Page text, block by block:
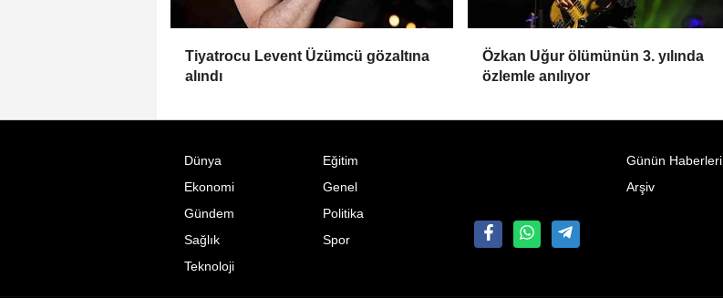
Tiyatrocu Levent Üzümcü gözaltına
alındı
Özkan Uğur ölümünün 3. yılında
özlemle anılıyor
Dünya
Eğitim
Ekonomi
Genel
Gündem
Politika
Sağlık
Spor
Teknoloji
Günün Haberleri
Arşiv